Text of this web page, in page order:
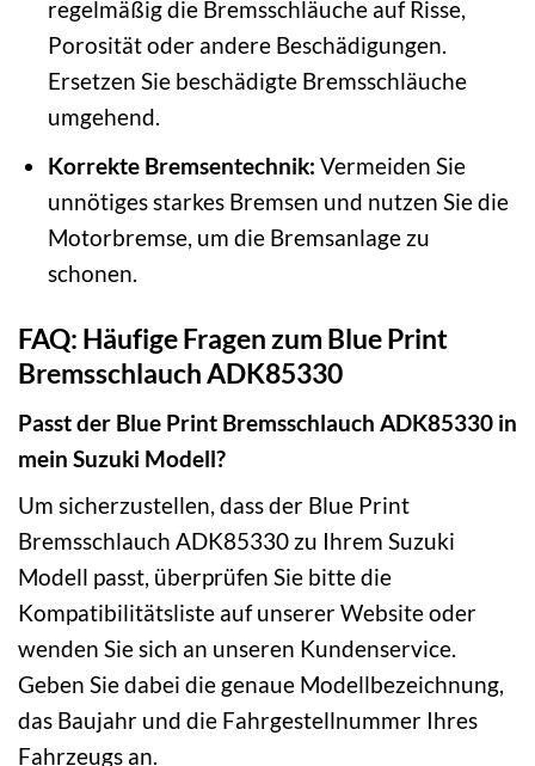
regelmäßig die Bremsschläuche auf Risse,
Porosität oder andere Beschädigungen.
Ersetzen Sie beschädigte Bremsschläuche
umgehend.
Korrekte Bremsentechnik: Vermeiden Sie
unnötiges starkes Bremsen und nutzen Sie die
Motorbremse, um die Bremsanlage zu
schonen.
FAQ: Häufige Fragen zum Blue Print
Bremsschlauch ADK85330
Passt der Blue Print Bremsschlauch ADK85330 in
mein Suzuki Modell?
Um sicherzustellen, dass der Blue Print
Bremsschlauch ADK85330 zu Ihrem Suzuki
Modell passt, überprüfen Sie bitte die
Kompatibilitätsliste auf unserer Website oder
wenden Sie sich an unseren Kundenservice.
Geben Sie dabei die genaue Modellbezeichnung,
das Baujahr und die Fahrgestellnummer Ihres
Fahrzeugs an.